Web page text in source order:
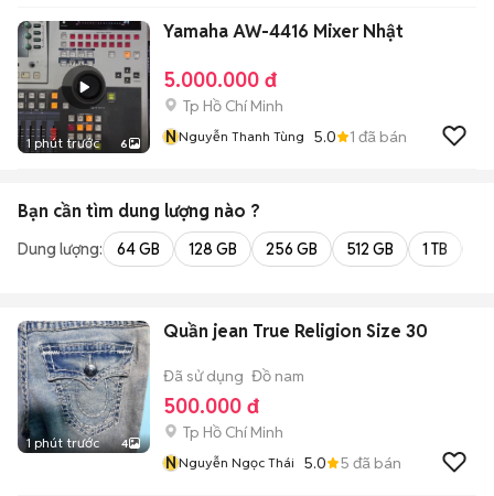
1 phút trước 6
Yamaha AW-4416 Mixer Nhật
5.000.000 đ
Tp Hồ Chí Minh
NNguyễn Thanh Tùng 5.0 1 đã bán
Bạn cần tìm dung lượng nào ?
Dung lượng: 64 GB 128 GB 256 GB 512 GB 1 TB
1 phút trước 4
Quần jean True Religion Size 30
Đã sử dụng Đồ nam
500.000 đ
Tp Hồ Chí Minh
NNguyễn Ngọc Thái 5.0 5 đã bán